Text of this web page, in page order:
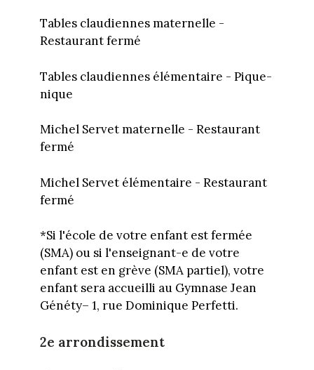
Tables claudiennes maternelle -
Restaurant fermé
Tables claudiennes élémentaire - Pique-
nique
Michel Servet maternelle - Restaurant
fermé
Michel Servet élémentaire - Restaurant
fermé
*Si l'école de votre enfant est fermée
(SMA) ou si l'enseignant-e de votre
enfant est en grève (SMA partiel), votre
enfant sera accueilli au Gymnase Jean
Généty– 1, rue Dominique Perfetti.
2e arrondissement